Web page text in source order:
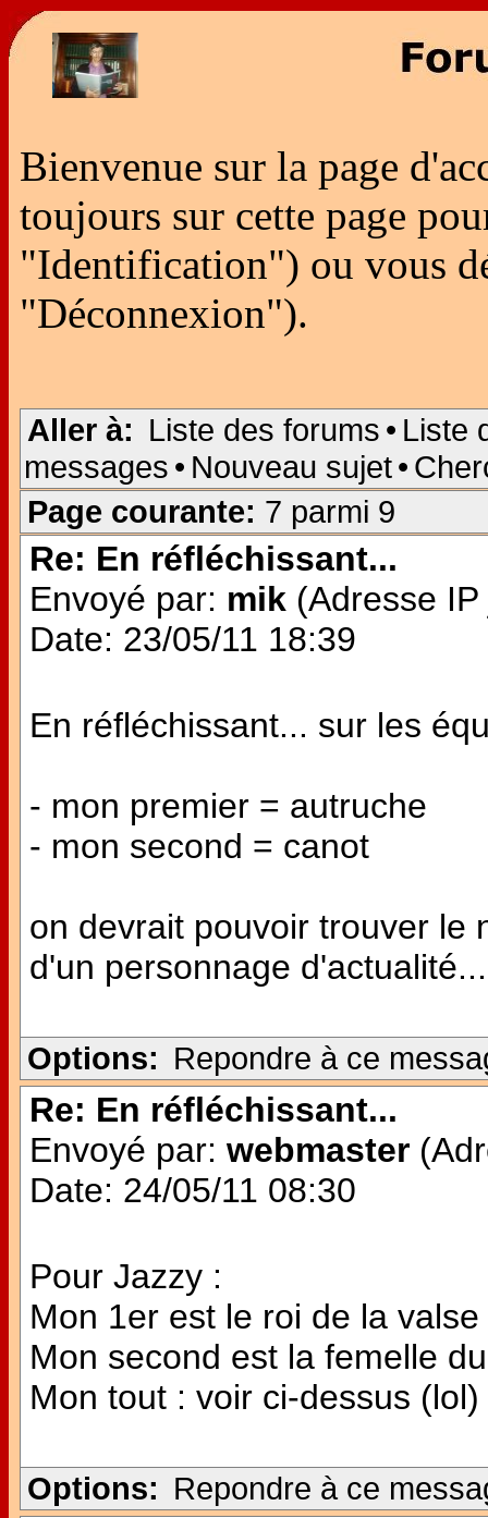
Bienvenue sur la page
toujours sur cette page
"Identification") ou vous
"Déconnexion").
Aller à: Liste des forums • Liste
messages • Nouveau sujet•
Page courante: 7 parmi 9
Re: En réfléchissant...
Envoyé par: mik (Adresse
Date: 23/05/11 18:39
En réfléchissant... sur les
- mon premier = autruche
- mon second = canot
on devrait pouvoir trouver le
d'un personnage d'actualité...
Options: Repondre à ce
Re: En réfléchissant...
Envoyé par: webmaster
Date: 24/05/11 08:30
Pour Jazzy :
Mon 1er est le roi de la valse
Mon second est la femelle
Mon tout : voir ci-dessus (lol)
Options: Repondre à ce